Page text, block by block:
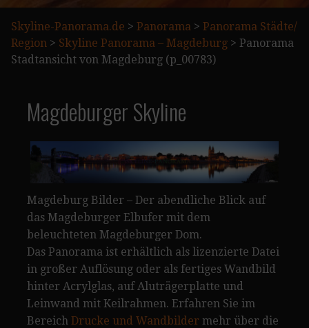
Skyline-Panorama.de > Panorama > Panorama Städte/
Region > Skyline Panorama – Magdeburg > Panorama
Stadtansicht von Magdeburg (p_00783)
Magdeburger Skyline
Magdeburg Bilder – Der abendliche Blick auf
das Magdeburger Elbufer mit dem
beleuchteten Magdeburger Dom.
Das Panorama ist erhältlich als lizenzierte Datei
in großer Auflösung oder als fertiges Wandbild
hinter Acrylglas, auf Aluträgerplatte und
Leinwand mit Keilrahmen. Erfahren Sie im
Bereich Drucke und Wandbilder mehr über die